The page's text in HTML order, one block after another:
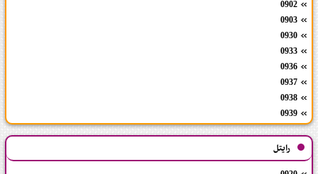
0902
0903
0930
0933
0936
0937
0938
0939
رایتل